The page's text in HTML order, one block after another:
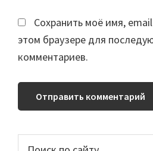
Сохранить моё имя,
этом браузере для
комментариев.
Основной